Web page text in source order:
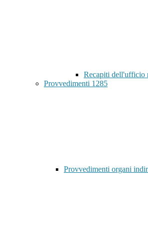
Recapiti dell'ufficio
Provvedimenti 1285
Provvedimenti organi